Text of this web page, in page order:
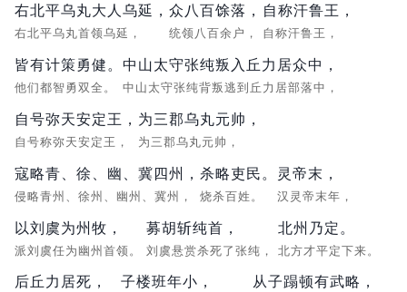
右北平乌丸大人乌延，
右北平乌丸首领乌延，
众八百馀落，
统领八百余户，
自称汗鲁王，
自称汗鲁王，
皆有计策勇健。
他们都智勇双全。
中山太守张纯叛入丘力居众中，
中山太守张纯背叛逃到丘力居部落中，
自号弥天安定王，
自号称弥天安定王，
为三郡乌丸元帅，
为三郡乌丸元帅，
寇略青、徐、幽、冀四州，
侵略青州、徐州、幽州、冀州，
杀略吏民。
烧杀百姓。
灵帝末，
汉灵帝末年，
以刘虞为州牧，
派刘虞任为幽州首领。
募胡斩纯首，
刘虞悬赏杀死了张纯，
北州乃定。
北方才平定下来。
后丘力居死， 子楼班年小， 从子蹋顿有武略，